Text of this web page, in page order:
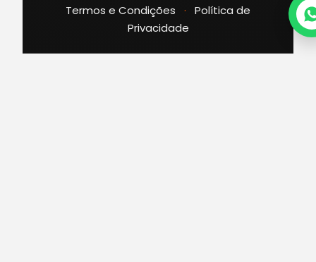
Termos e Condições
·
Política de
Privacidade